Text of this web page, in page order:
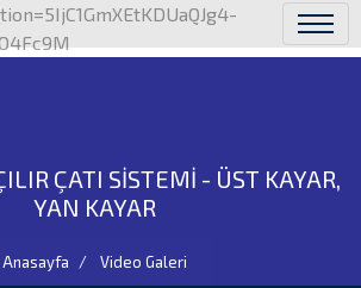
ÇATI SİSTEMİ - ÜST KAYAR,
YAN KAYAR
Anasayfa Video Galeri